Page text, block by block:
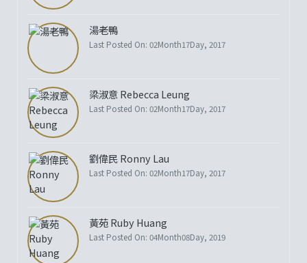
湯老鴨
Last Posted On: 02Month17Day, 2017
梁淑意 Rebecca Leung
Last Posted On: 02Month17Day, 2017
劉偉民 Ronny Lau
Last Posted On: 02Month17Day, 2017
黃苑 Ruby Huang
Last Posted On: 04Month08Day, 2019